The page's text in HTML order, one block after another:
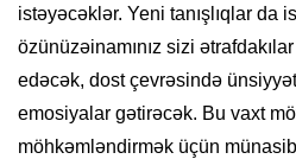
istəyəcəklər. Yeni tanışlıqlar da
özünüzəinamınız sizi
edəcək, dost çevrəsində
emosiyalar gətirəcək. Bu vaxt
möhkəmləndirmək üçün